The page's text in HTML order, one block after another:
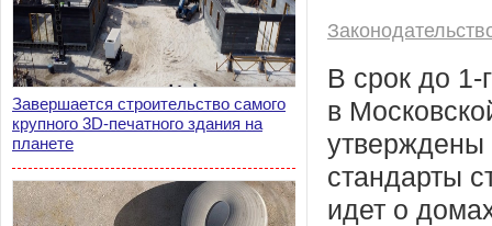
Завершается строительство самого
крупного 3D-печатного здания на
планете
В срок до 1-
в
стандарты
идет о